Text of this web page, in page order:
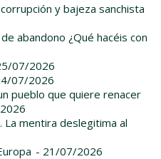
y bajeza sanchista
abandono ¿Qué hacéis con
07/2026
07/2026
pueblo que quiere renacer
La mentira deslegitima al
- 21/07/2026